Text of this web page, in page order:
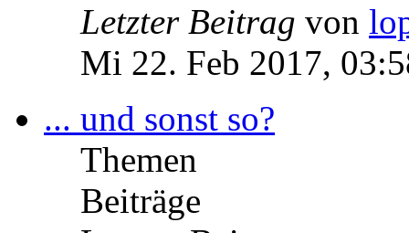
Letzter Beitrag von
Mi 22. Feb 2017,
... und sonst so?
Themen
Beiträge